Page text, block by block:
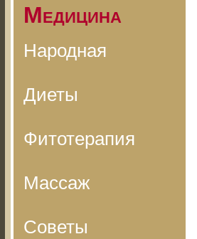
Медицина
Народная
Диеты
Фитотерапия
Массаж
Советы